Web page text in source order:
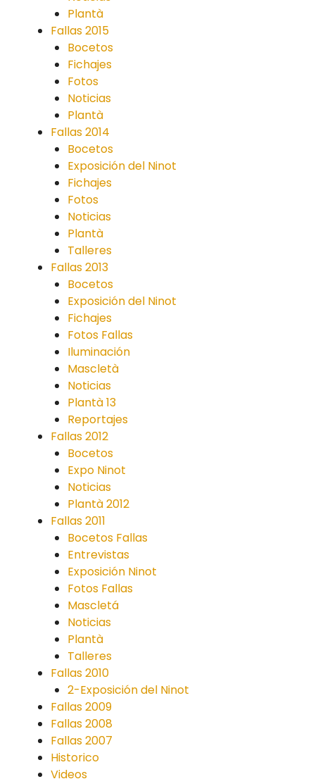
Plantà
Fallas 2015
Bocetos
Fichajes
Fotos
Noticias
Plantà
Fallas 2014
Bocetos
Exposición del Ninot
Fichajes
Fotos
Noticias
Plantà
Talleres
Fallas 2013
Bocetos
Exposición del Ninot
Fichajes
Fotos Fallas
Iluminación
Mascletà
Noticias
Plantà 13
Reportajes
Fallas 2012
Bocetos
Expo Ninot
Noticias
Plantà 2012
Fallas 2011
Bocetos Fallas
Entrevistas
Exposición Ninot
Fotos Fallas
Mascletá
Noticias
Plantà
Talleres
Fallas 2010
2-Exposición del Ninot
Fallas 2009
Fallas 2008
Fallas 2007
Historico
Videos